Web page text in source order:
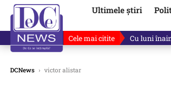
Ultimele știri
Cele mai citite Cu luni
DCNews › victor alistar